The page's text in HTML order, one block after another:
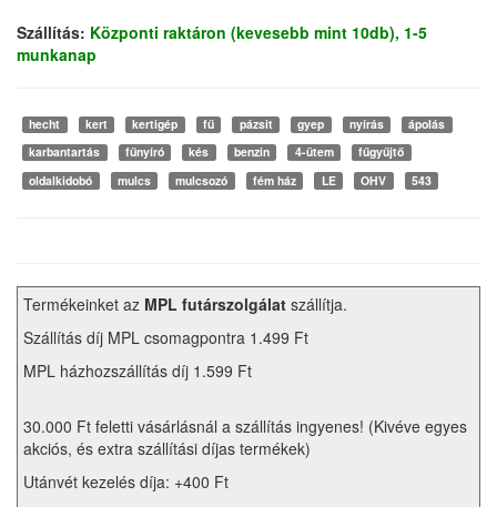
Szállítás: Központi raktáron (kevesebb mint 10db), 1-5
munkanap
hecht kert kertigép fű pázsit gyep nyírás
ápolás
karbantartás
fűnyíró kés benzin 4-ütem
fűgyűjtő
oldalkidobó
mulcs mulcsozó fém ház LE OHV 543
Termékeinket az MPL futárszolgálat szállítja.
Szállítás díj MPL csomagpontra 1.499 Ft
MPL házhozszállítás díj 1.599 Ft
30.000 Ft feletti vásárlásnál a szállítás ingyenes! (Kivéve egyes
akciós, és extra szállítási díjas termékek)
Utánvét kezelés díja: +400 Ft